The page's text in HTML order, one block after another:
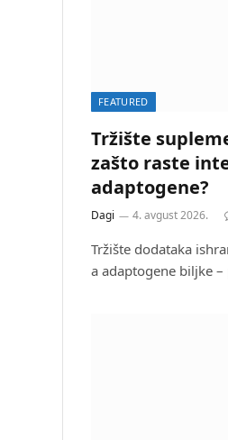
FEATURED
Tržište
zašto raste
adaptogene?
Dagi 4. avgust 2026.
Tržište dodataka
a adaptogene biljke